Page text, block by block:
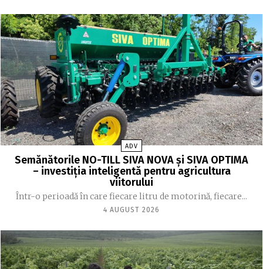
ADV
Semănătorile NO-TILL SIVA NOVA și SIVA OPTIMA
– investiția inteligentă pentru agricultura
viitorului
Într-o perioadă în care fiecare litru de motorină, fiecare...
4 AUGUST 2026